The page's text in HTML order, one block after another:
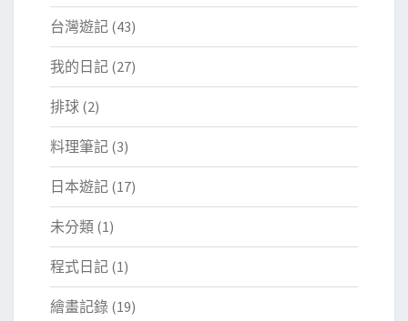
台灣遊記 (43)
我的日記 (27)
排球 (2)
料理筆記 (3)
日本遊記 (17)
未分類 (1)
程式日記 (1)
繪畫記錄 (19)